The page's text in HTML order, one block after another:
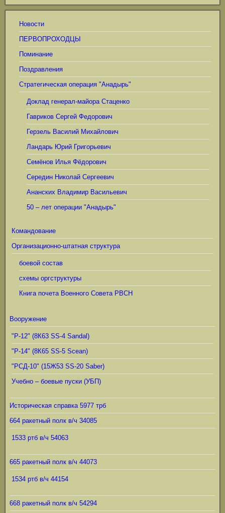
Новости
ПЕРВОПРОХОДЦЫ
Поминание
Поздравления
Стратегическая операция "Анадырь"
Доклад генерал-майора Стаценко
Гавриков Сергей Федорович
Герзель Василий Михайлович
Ландарь Юрий Григорьевич
Семёнов Илья Фёдорович
Середин Николай Сергеевич
Ананских Владимир Васильевич
50 – лет операции "Анадырь"
Командование
Организационно-штатная структура
боевой состав
схемы оргструктуры
Книга почета Военного Совета РВСН
Вооружение
"Р-12" (8К63 SS-4 Sandal)
"Р-14" (8К65 SS-5 Scean)
"РСД-10" (15Ж53 SS-20 Saber)
Учебно – боевые пуски (УБП)
Историческая справка 5977 трб
664 ракетный полк в/ч 34085
1533 ртб в/ч 54063
665 ракетный полк в/ч 44073
1534 ртб в/ч 44154
668 ракетный полк в/ч 54294